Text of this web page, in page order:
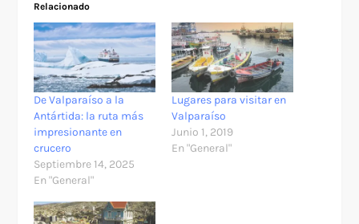
Relacionado
De Valparaíso a la
Antártida: la ruta más
impresionante en
crucero
Septiembre 14, 2025
En "General"
Lugares para visitar en
Valparaíso
Junio 1, 2019
En "General"